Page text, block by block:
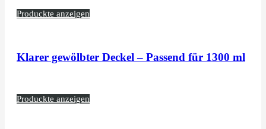
Produckte anzeigen
Klarer gewölbter Deckel – Passend für 1300 ml
Produckte anzeigen